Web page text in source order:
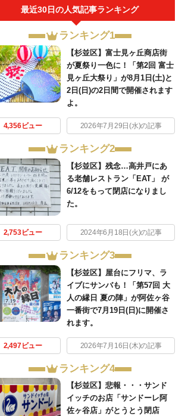
最近30日の人気記事ランキング
ランキング1
【杉並区】富士見ヶ丘商店街
が夏祭り一色に！「第2回 富士
見ヶ丘大祭り」が8月1日(土)と
2日(日)の2日間で開催されます
よ。
4,356ビュー 2026年7月29日(水)の記事
ランキング2
【杉並区】残念…高井戸にあ
る老舗レストラン「EAT」 が
6/12をもって閉店になりまし
た。
2,753ビュー 2024年6月18日(火)の記事
ランキング3
【杉並区】屋台にフリマ、ラ
イブにサンバも！「第57回 大
人の縁日 夏の陣」が阿佐ヶ谷
一番街で7月19日(日)に開催さ
れます。
2,497ビュー 2026年7月16日(木)の記事
ランキング4
【杉並区】悲報・・・サンド
イッチのお店「サンドーレ阿
佐ヶ谷店」がとうとう閉店